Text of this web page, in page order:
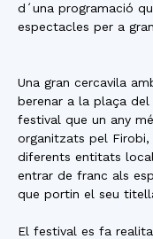
d´una programació
espectacles per a
Una gran cercavila
berenar a la plaça
festival que un any
organitzats pel Firobi,
diferents entitats
entrar de franc als
que portin el seu
El festival es fa